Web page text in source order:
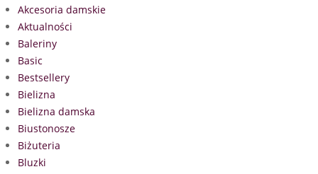
Akcesoria damskie
Aktualności
Baleriny
Basic
Bestsellery
Bielizna
Bielizna damska
Biustonosze
Biżuteria
Bluzki